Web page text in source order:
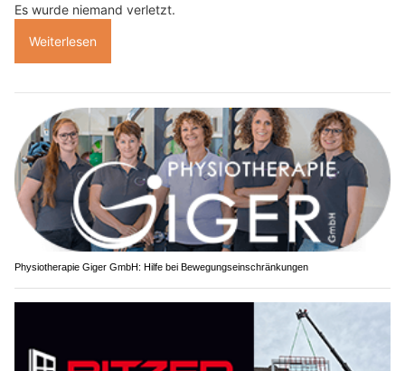
Es wurde niemand verletzt.
Weiterlesen
Physiotherapie Giger GmbH: Hilfe bei Bewegungseinschränkungen